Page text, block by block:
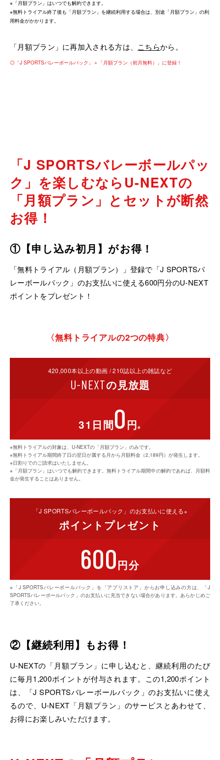
※「月額プラン」はいつでも解約できます。
※無料トライアル終了後も「月額プラン」を継続利用する場合は、別途「月額プラン」の利
用料金がかかります。
「月額プラン」に再加入される方は、 こちらから。
◎「J SPORTSバレーボールパック」＋「月額プラン（初月無料）」に登録！
「J SPORTSバレーボールパッ
ク」を楽しむなら U-NEXTの
「月額プラン」とセットが断然
お得！
①【申し込み初月】がお得！
「無料トライアル（月額プラン）」登録で「J SPORTSバ
レーボールパック」のお支払いに使える600円分のU-NEXT
ポイントをプレゼント！
〈無料トライアルの2つの特典〉
420,000本以上の動画 /210誌以上の雑誌など
U-NEXTの 見放題
31日間0 円※
※無料トライアルの対象は、U-NEXTの「月額プラン」のみです。
※無料トライアル期間終了日の翌日が属する月から月額料金（2,189円）が発生します。
※日割りでのご請求はいたしません。
※「月額プラン」はいつでも解約できます。無料トライアル期間中の解約であれば、月額料
金が発生することはありません。
「J SPORTSバレーボールパック」のお支払いに使える※
ポイント プレゼント
600円分
※「J SPORTSバレーボールパック」を「アプリストア」からお申し込みの方は、「J
SPORTSバレーボールパック」のお支払いに充当できない場合があります。あらかじめご
了承ください。
②【継続利用】もお得！
U-NEXTの「月額プラン」に申し込むと、継続利用のたび
に毎月1,200ポイントが付与されます。この1,200ポイント
は、「J SPORTSバレーボールパック」のお支払いに使え
るので、U-NEXT「月額プラン」のサービスとあわせて、
お得にお楽しみいただけます。